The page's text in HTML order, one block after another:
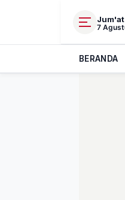
Jum'at
7
BERANDA